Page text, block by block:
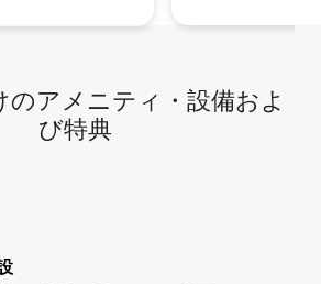
のア⁠メ⁠ニ⁠テ⁠ィ⁠・設⁠備⁠およ
び特⁠典